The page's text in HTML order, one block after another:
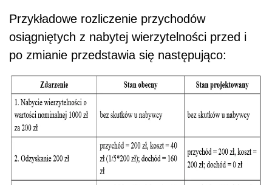
Przykładowe rozliczenie przychodów
osiągniętych z nabytej wierzytelności przed i
po zmianie przedstawia się następująco: